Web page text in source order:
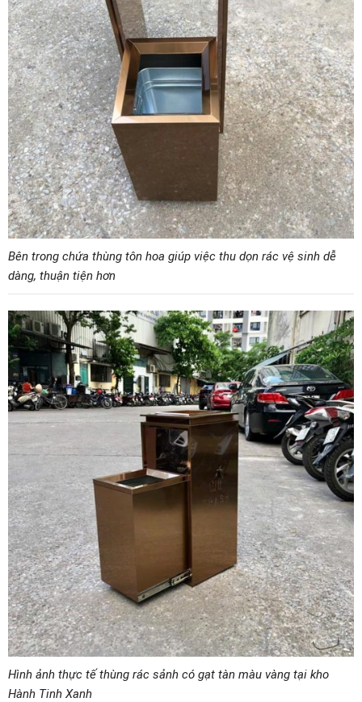
Bên trong chứa thùng tôn hoa giúp việc thu dọn rác vệ sinh dễ
dàng, thuận tiện hơn
Hình ảnh thực tế thùng rác sảnh có gạt tàn màu vàng tại kho
Hành Tinh Xanh